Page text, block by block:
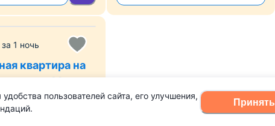
за 1 ночь
квартира на
пр-т Мира, д.
пользователей сайта, его улучшения,
Принять